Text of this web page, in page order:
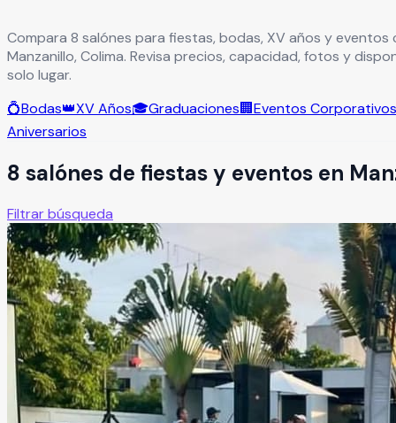
Compara 8 salónes para fiestas, bodas, XV años y
Manzanillo, Colima. Revisa precios, capacidad, fotos y
solo lugar.
💍Bodas👑XV Años🎓Graduaciones🏢Eventos Corporativos
Aniversarios
8 salónes de fiestas y eventos en
Filtrar búsqueda